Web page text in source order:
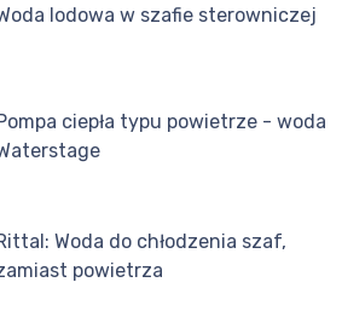
lodowa w szafie sterowniczej
ciepła typu powietrze - woda
Woda do chłodzenia szaf,
powietrza